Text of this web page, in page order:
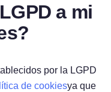
a mi
por la LGPD
de cookiesya que